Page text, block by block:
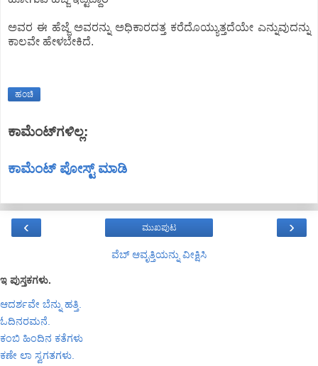
ಅವರ ಈ ಹೆಜ್ಜೆ ಅವರನ್ನು ಅಧಿಕಾರದತ್ತ ಕರೆದೊಯ್ಯುತ್ತದೆಯೇ ಎನ್ನುವುದನ್ನು
ಕಾಲವೇ ಹೇಳಬೇಕಿದೆ.
ಹಂಚಿ
ಕಾಮೆಂಟ್‌ಗಳಿಲ್ಲ:
ಕಾಮೆಂಟ್‌‌ ಪೋಸ್ಟ್‌ ಮಾಡಿ
‹ ›
ಮುಖಪುಟ
ವೆಬ್‌ ಆವೃತ್ತಿಯನ್ನು ವೀಕ್ಷಿಸಿ
ಇ ಪುಸ್ತಕಗಳು.
ಆದರ್ಶವೇ ಬೆನ್ನು ಹತ್ತಿ.
ಓದಿನರಮನೆ.
ಕಂಬಿ ಹಿಂದಿನ ಕತೆಗಳು
ಕಣೇ ಲಾ ಸ್ವಗತಗಳು.